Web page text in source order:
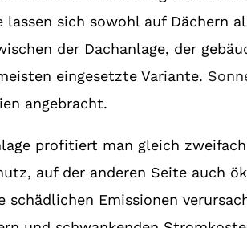
sich sowohl auf Dächern
der Dachanlage, der
eingesetzte Variante.
angebracht.
profitiert man gleich
auf der anderen Seite auch
Emissionen